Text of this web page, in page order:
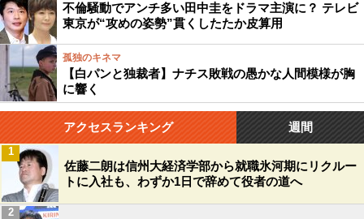
不倫騒動でアンチ多い田中圭をドラマ主演に？ テレビ
東京が“攻めの姿勢”貫くしたたか皮算用
孤独のキネマ
【白パンと独裁者】ナチス敗戦の愚かな人間模様が胸
に響く
アクセスランキング 週間
佐藤二朗は信州大経済学部から就職氷河期にリクルー
トに入社も、わずか1日で辞めて役者の道へ
1
2